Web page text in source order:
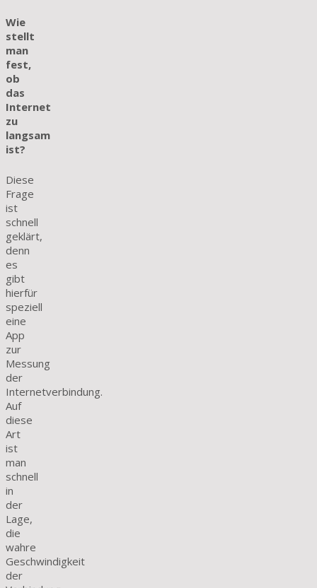
Wie
stellt
man
fest,
ob
das
Internet
zu
langsam
ist?
Diese
Frage
ist
schnell
geklärt,
denn
es
gibt
hierfür
speziell
eine
App
zur
Messung
der
Internetverbindung.
Auf
diese
Art
ist
man
schnell
in
der
Lage,
die
wahre
Geschwindigkeit
der